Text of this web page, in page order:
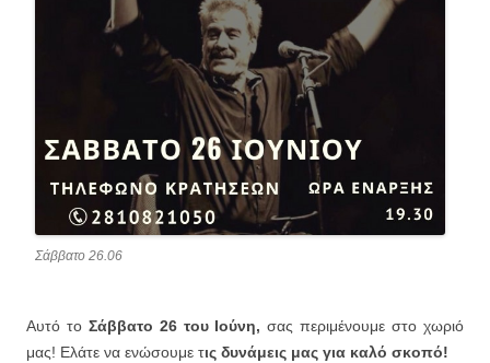
Σάββατο 26.06
Αυτό το Σάββατο 26 του Ιούνη, σας περιμένουμε στο χωριό
μας! Ελάτε να ενώσουμε τις δυνάμεις μας για καλό σκοπό!